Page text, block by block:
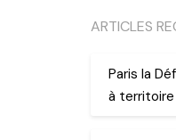
ARTICLES
Paris la
à